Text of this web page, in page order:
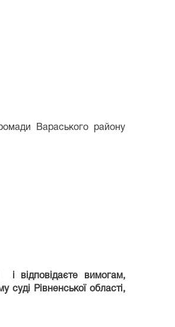
Вараського району
і відповідаєте вимогам,
Рівненської області,